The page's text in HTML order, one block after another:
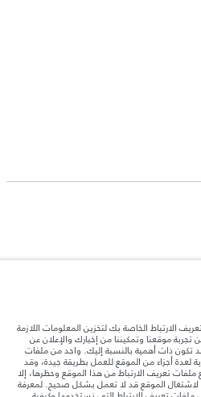
المذكورة على هذا الموقع قد تختلف من بلد إلى
التواصل مع وكيلنا المحلي للتأكد من توفّرها
إن النقص العالمي في أشباه الموصلات يؤثر حاليًا
وتوقيتات التصاميم. هذا ظرف ديناميكي
الارتباط الخاصة بك لتخزين المعلومات اللازمة
موقعنا وتمكيننا من إخبارك والإعلان عن
قد تكون ذات أهمية بالنسبة إليك. واحد من ملفات
لعدة أجزاء من الموقع للعمل بطريقة جيدة، وقد
تعريف الارتباط من هذا الموقع وحظرها، إلا
لاشتغال الموقع قد لا تعمل بشكل صحيح. لمعرفة